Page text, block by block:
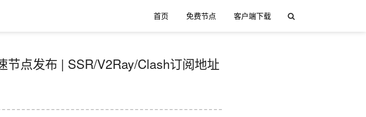
首页 免费节点 客户端下载
节点发布 | SSR/V2Ray/Clash订阅地址